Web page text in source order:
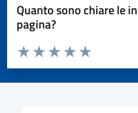
Quanto sono chiare le
pagina?
Valuta da 1 a 5 stelle la pagina
Valuta 5 stelle
Valuta 4 stelle su 5
Valuta 3 stelle su 5
Valuta 2 stelle su 5
Valuta 1 stelle su 5